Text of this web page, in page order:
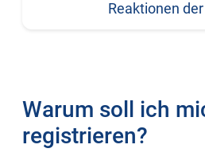
Reaktionen
Warum soll ich
registrieren?